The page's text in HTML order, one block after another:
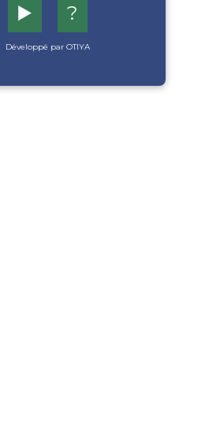
▶️ ?
Développé par OTIYA